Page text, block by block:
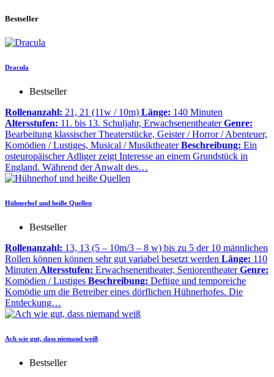
Bestseller
Dracula
Bestseller
Rollenanzahl: 21, 21 (11w / 10m) Länge: 140 Minuten
Altersstufen: 11. bis 13. Schuljahr, Erwachsenentheater Genre:
Bearbeitung klassischer Theaterstücke, Geister / Horror / Abenteuer,
Komödien / Lustiges, Musical / Musiktheater Beschreibung: Ein
osteuropäischer Adliger zeigt Interesse an einem Grundstück in
England. Während der Anwalt des…
Hühnerhof und heiße Quellen
Bestseller
Rollenanzahl: 13, 13 (5 – 10m/3 – 8 w) bis zu 5 der 10 männlichen
Rollen können können sehr gut variabel besetzt werden Länge: 110
Minuten Altersstufen: Erwachsenentheater, Seniorentheater Genre:
Komödien / Lustiges Beschreibung: Deftige und temporeiche
Komödie um die Betreiber eines dörflichen Hühnerhofes. Die
Entdeckung…
Ach wie gut, dass niemand weiß
Bestseller